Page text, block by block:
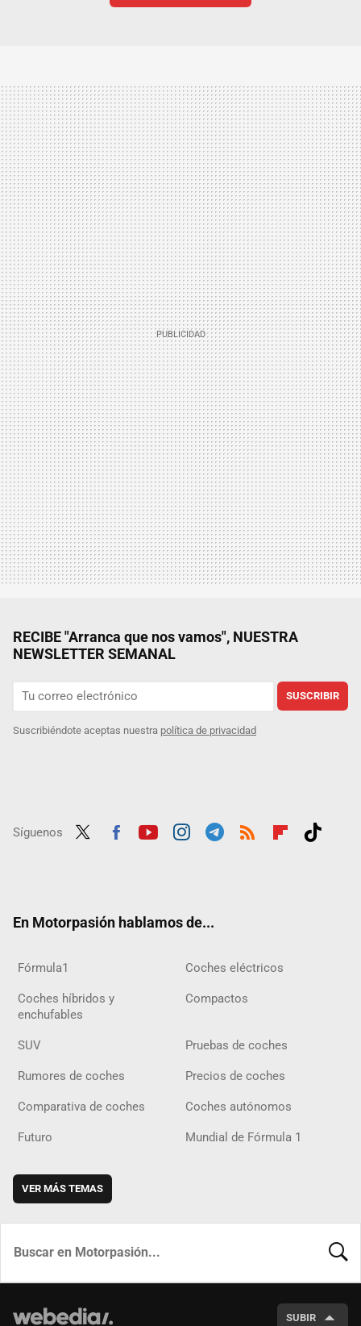
RECIBE "Arranca que nos vamos", NUESTRA
NEWSLETTER SEMANAL
SUSCRIBIR
Suscribiéndote aceptas nuestra política de privacidad
Síguenos
En Motorpasión hablamos de...
Fórmula1 Coches eléctricos
Coches híbridos y
enchufables
Compactos
SUV Pruebas de coches
Rumores de coches Precios de coches
Comparativa de coches Coches autónomos
Futuro Mundial de Fórmula 1
VER MÁS TEMAS
SUBIR